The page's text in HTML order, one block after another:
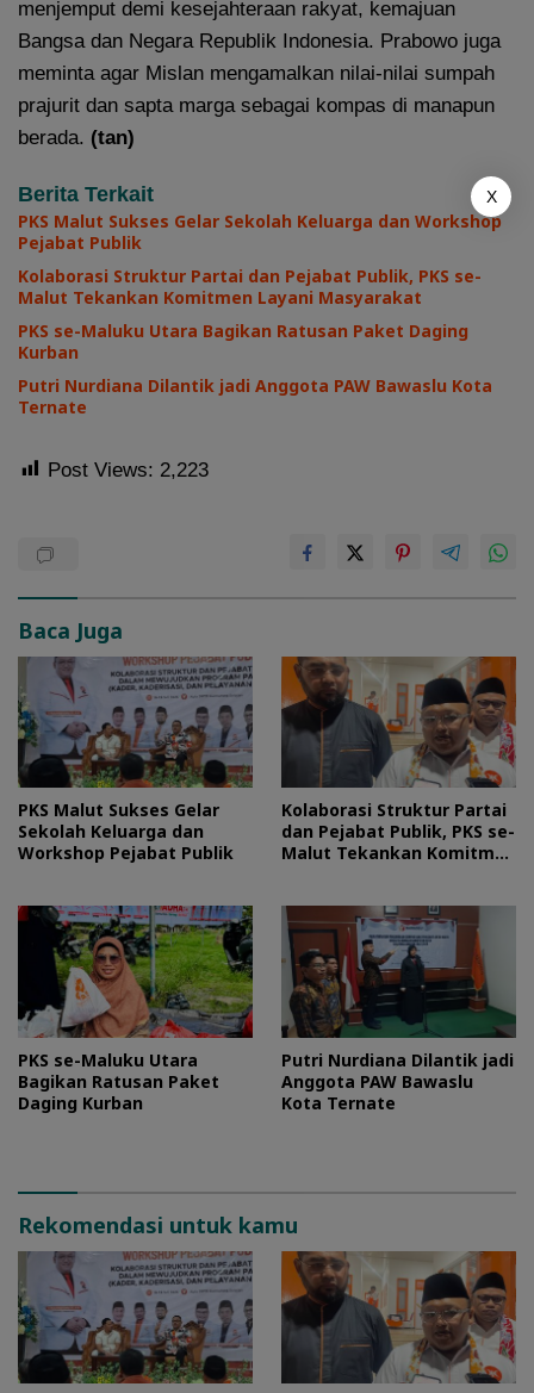
menjemput demi kesejahteraan rakyat, kemajuan
Bangsa dan Negara Republik Indonesia. Prabowo juga
meminta agar Mislan mengamalkan nilai-nilai sumpah
prajurit dan sapta marga sebagai kompas di manapun
berada. (tan)
Berita Terkait
PKS Malut Sukses Gelar Sekolah Keluarga dan Workshop
Pejabat Publik
Kolaborasi Struktur Partai dan Pejabat Publik, PKS se-
Malut Tekankan Komitmen Layani Masyarakat
PKS se-Maluku Utara Bagikan Ratusan Paket Daging
Kurban
Putri Nurdiana Dilantik jadi Anggota PAW Bawaslu Kota
Ternate
Post Views: 2,223
Baca Juga
PKS Malut Sukses Gelar
Sekolah Keluarga dan
Workshop Pejabat Publik
Kolaborasi Struktur Partai
dan Pejabat Publik, PKS se-
Malut Tekankan Komitmen
PKS se-Maluku Utara
Bagikan Ratusan Paket
Daging Kurban
Putri Nurdiana Dilantik jadi
Anggota PAW Bawaslu
Kota Ternate
Rekomendasi untuk kamu
X